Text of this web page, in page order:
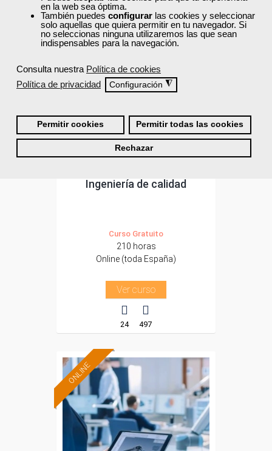
en la web sea óptima.
También puedes configurar las cookies y seleccionar
solo aquellas que quiera permitir en tu navegador. Si
no seleccionas ninguna utilizaremos las que sean
indispensables para la navegación.
Consulta nuestra Política de cookies
Política de privacidad
Configuración ◮
Permitir cookies Permitir todas las cookies
Rechazar
ONLINE
Formación 100%
subvencionada.
Para desempleados,
trabajadores y
autónomos.
-Metal.
Grupo Femxa
Ingeniería de calidad
Curso Gratuito
210 horas
Online (toda España)
Ver curso
24 497
ONLINE
Formación 100%
subvencionada.
Para desempleados,
trabajadores y
autónomos.